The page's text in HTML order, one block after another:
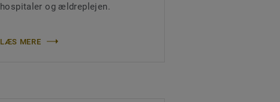
hospitaler og ældreplejen.
LÆS MERE